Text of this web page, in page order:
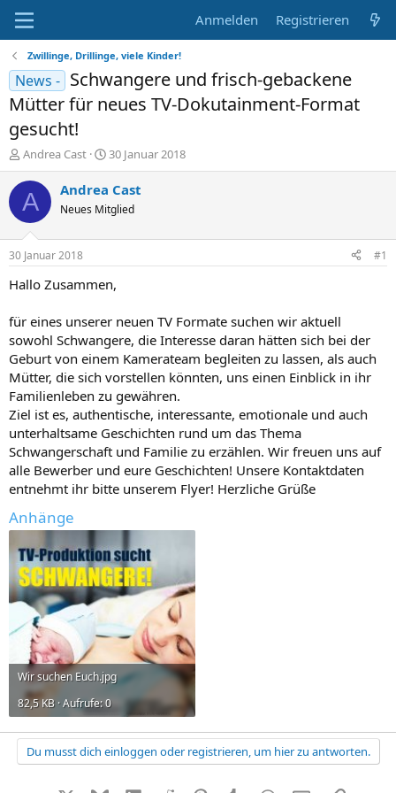
Anmelden Registrieren
Zwillinge, Drillinge, viele Kinder!
News - Schwangere und frisch-gebackene
Mütter für neues TV-Dokutainment-Format
gesucht!
E
r
s
t
e
r
Andrea Cast
E
r
e
t
a
m
30 Januar 2018
A Andrea Cast
Neues Mitglied
30 Januar 2018 #1
Hallo Zusammen,
für eines unserer neuen TV Formate suchen wir aktuell
sowohl Schwangere, die Interesse daran hätten sich bei der
Geburt von einem Kamerateam begleiten zu lassen, als auch
Mütter, die sich vorstellen könnten, uns einen Einblick in ihr
Familienleben zu gewähren.
Ziel ist es, authentische, interessante, emotionale und auch
unterhaltsame Geschichten rund um das Thema
Schwangerschaft und Familie zu erzählen. Wir freuen uns auf
alle Bewerber und eure Geschichten! Unsere Kontaktdaten
entnehmt ihr bitte unserem Flyer! Herzliche Grüße
Anhänge
Wir suchen Euch.jpg
82,5 KB · Aufrufe: 0
Du musst dich einloggen oder registrieren, um hier zu antworten.